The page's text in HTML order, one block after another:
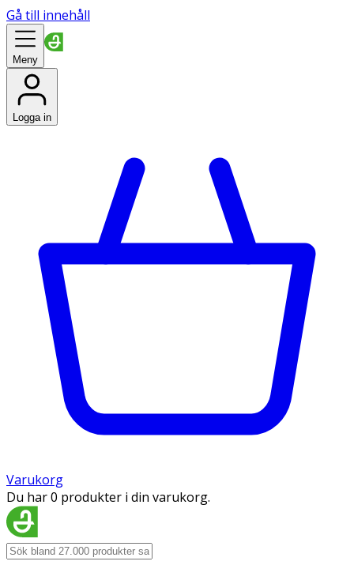
Gå till innehåll
Meny
Logga in
Varukorg
Du har 0 produkter i din varukorg.